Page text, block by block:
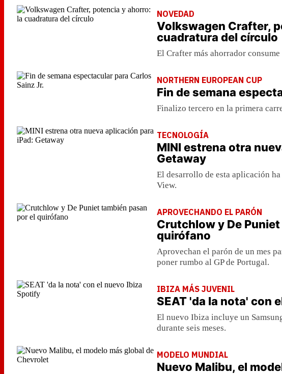
NOVEDAD
Volkswagen Crafter,
cuadratura del círculo
El Crafter más ahorrador
NORTHERN EUROPEAN CUP
Fin de semana
Finalizo tercero en la primera
TECNOLOGÍA
MINI estrena otra
Getaway
El desarrollo de esta aplicación
View.
APROVECHANDO EL PARÓN
Crutchlow y De
quirófano
Aprovechan el parón de un mes
poner rumbo al GP de Portugal.
IBIZA MÁS JUVENIL
SEAT 'da la nota' con
El nuevo Ibiza incluye un
durante seis meses.
MODELO MUNDIAL
Nuevo Malibu, el